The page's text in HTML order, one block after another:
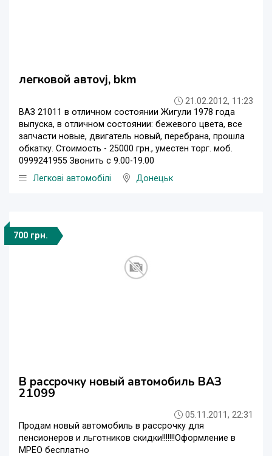
легковой автоvj, bkm
21.02.2012, 11:23
ВАЗ 21011 в отличном состоянии Жигули 1978 года
выпуска, в отличном состоянии: бежевого цвета, все
запчасти новые, двигатель новый, перебрана, прошла
обкатку. Стоимость - 25000 грн., уместен торг. моб.
0999241955 Звонить с 9.00-19.00
Легкові автомобілі
Донецьк
700 грн.
В рассрочку новый автомобиль ВАЗ
21099
05.11.2011, 22:31
Продам новый автомобиль в рассрочку для
пенсионеров и льготников скидки!!!!!!!Оформление в
МРЕО бесплатно